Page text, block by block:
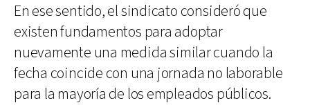
En ese sentido, el sindicato consideró que
existen fundamentos para adoptar
nuevamente una medida similar cuando la
fecha coincide con una jornada no laborable
para la mayoría de los empleados públicos.